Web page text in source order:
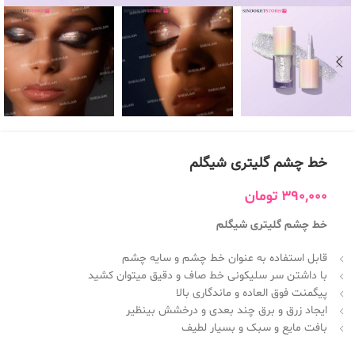
خط چشم گلیتری شیگلم
390,000 تومان
خط چشم گلیتری شیگلم
قابل استفاده به عنوان خط چشم و سایه چشم
با داشتن سر سلیکونی خط صاف و دقیق میتوان کشید
پیگمنت فوق العاده و ماندگاری بالا
ایجاد زرق و برق چند بعدی و درخشش بینظیر
بافت مایع و سبک و بسیار لطیف